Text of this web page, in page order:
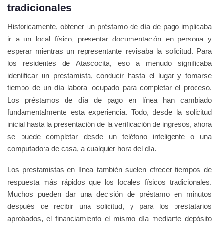
tradicionales
Históricamente, obtener un préstamo de día de pago implicaba
ir a un local físico, presentar documentación en persona y
esperar mientras un representante revisaba la solicitud. Para
los residentes de Atascocita, eso a menudo significaba
identificar un prestamista, conducir hasta el lugar y tomarse
tiempo de un día laboral ocupado para completar el proceso.
Los préstamos de día de pago en línea han cambiado
fundamentalmente esta experiencia. Todo, desde la solicitud
inicial hasta la presentación de la verificación de ingresos, ahora
se puede completar desde un teléfono inteligente o una
computadora de casa, a cualquier hora del día.
Los prestamistas en línea también suelen ofrecer tiempos de
respuesta más rápidos que los locales físicos tradicionales.
Muchos pueden dar una decisión de préstamo en minutos
después de recibir una solicitud, y para los prestatarios
aprobados, el financiamiento el mismo día mediante depósito